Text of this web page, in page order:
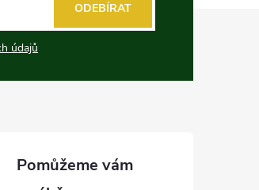
údajů
ODEBÍRAT